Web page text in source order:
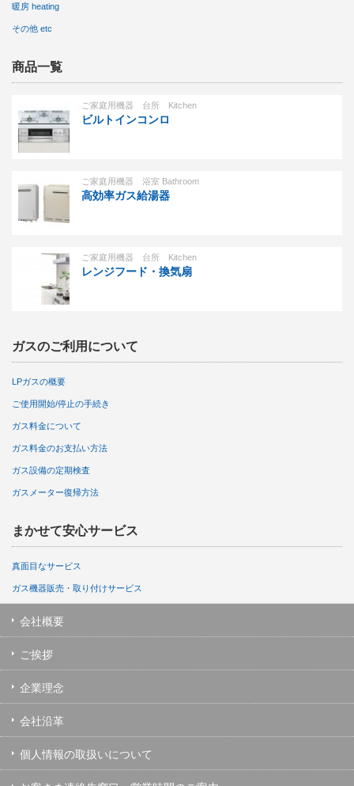
暖房 heating
その他 etc
商品一覧
ご家庭用機器 台所 Kitchen
ビルトインコンロ
ご家庭用機器 浴室 Bathroom
高効率ガス給湯器
ご家庭用機器 台所 Kitchen
レンジフード・換気扇
ガスのご利用について
LPガスの概要
ご使用開始/停止の手続き
ガス料金について
ガス料金のお支払い方法
ガス設備の定期検査
ガスメーター復帰方法
まかせて安心サービス
真面目なサービス
ガス機器販売・取り付けサービス
会社概要
ご挨拶
企業理念
会社沿革
個人情報の取扱いについて